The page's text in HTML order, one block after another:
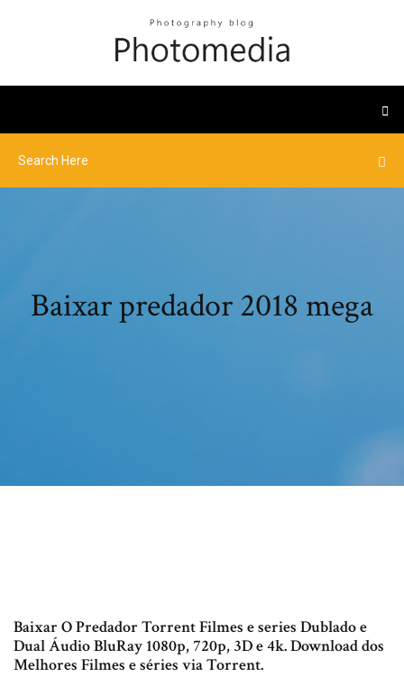
Baixar predador 2018 mega
Baixar O Predador Torrent Filmes e series Dublado e
Dual Áudio BluRay 1080p, 720p, 3D e 4k. Download dos
Melhores Filmes e séries via Torrent.